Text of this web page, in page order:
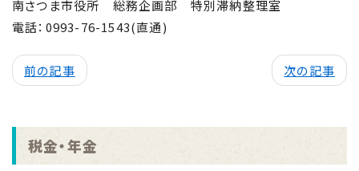
南さつま市役所 総務企画部 特別滞納整理室
電話： 0993-76-1543(直通)
前の記事 次の記事
税金・年金